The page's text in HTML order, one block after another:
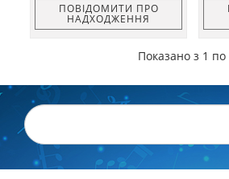
ПОВІДОМИТИ ПРО
НАДХОДЖЕННЯ
Показано з 1 по